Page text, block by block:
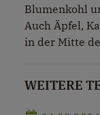
Blumenkohl
Auch Äpfel,
in der Mitte
WEITERE